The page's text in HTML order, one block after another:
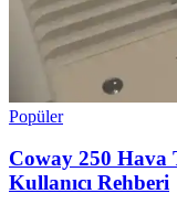
Popüler
Coway 250 Hava
Kullanıcı Rehberi